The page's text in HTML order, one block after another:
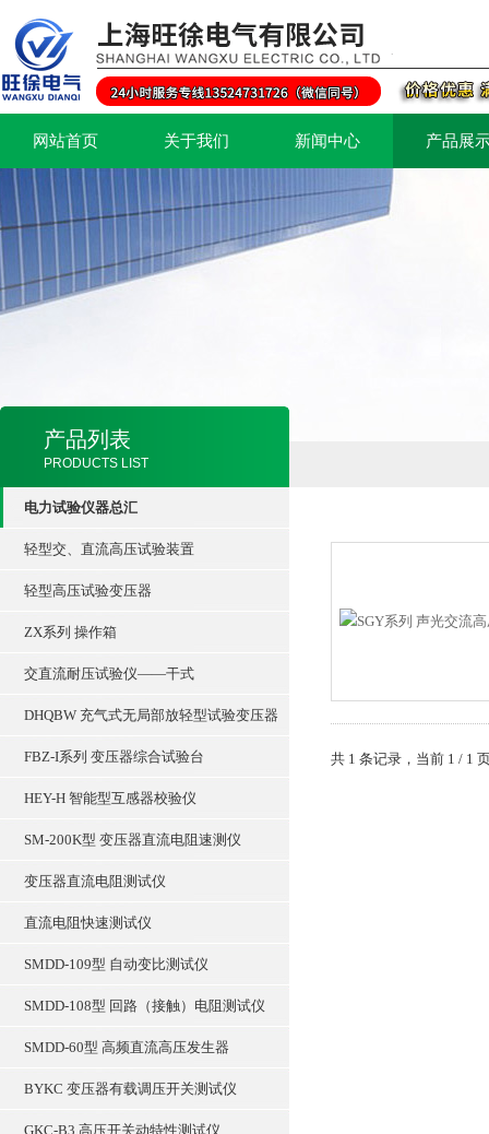
网站首页 关于我们 新闻中心 产品展
产品列表
PRODUCTS LIST
电力试验仪器总汇
轻型交、直流高压试验装置
轻型高压试验变压器
ZX系列 操作箱
交直流耐压试验仪——干式
DHQBW 充气式无局部放轻型试验变压器
FBZ-I系列 变压器综合试验台
HEY-H 智能型互感器校验仪
SM-200K型 变压器直流电阻速测仪
变压器直流电阻测试仪
直流电阻快速测试仪
SMDD-109型 自动变比测试仪
SMDD-108型 回路（接触）电阻测试仪
SMDD-60型 高频直流高压发生器
BYKC 变压器有载调压开关测试仪
GKC-B3 高压开关动特性测试仪
共 1 条记录，当前 1 / 1